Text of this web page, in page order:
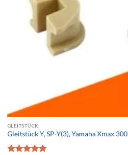
GLEITSTÜCK
Gleitstück Y, SP-Y(3), Yamaha Xmax 300